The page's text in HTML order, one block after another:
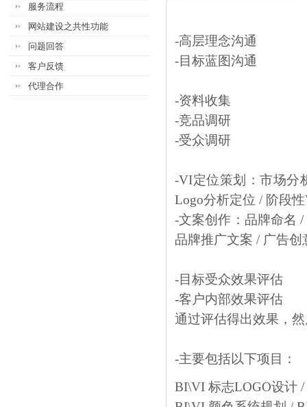
服务流程
网站建设之共性功能
问题回答
客户反馈
代理合作
-高层理念沟通
-目标蓝图沟通
-资料收集
-竞品调研
-受众调研
-VI定位策划：市场分
Logo分析定位 / 阶段
-文案创作：品牌命名
品牌推广文案 / 广告
-目标受众效果评估
-客户内部效果评估
通过评估得出效果，
-主要包括以下项目：
BI\VI 标志LOGO设计